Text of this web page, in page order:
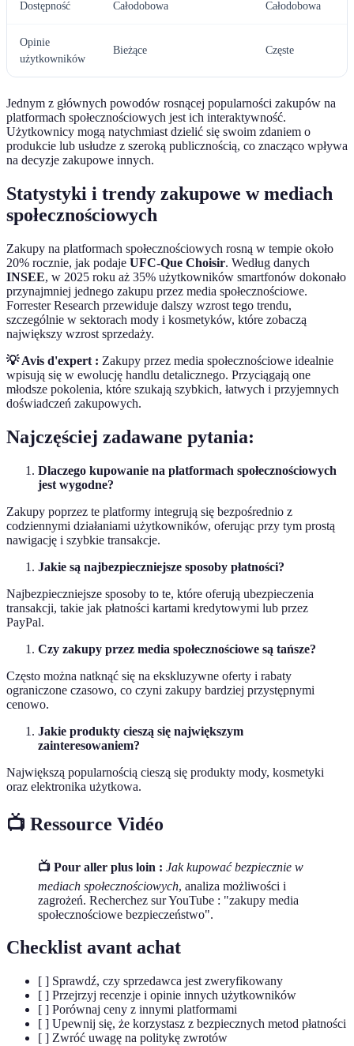
Dostępność Całodobowa Całodobowa
Opinie
użytkowników
Bieżące Częste
Jednym z głównych powodów rosnącej popularności zakupów na
platformach społecznościowych jest ich interaktywność.
Użytkownicy mogą natychmiast dzielić się swoim zdaniem o
produkcie lub usłudze z szeroką publicznością, co znacząco wpływa
na decyzje zakupowe innych.
Statystyki i trendy zakupowe w mediach
społecznościowych
Zakupy na platformach społecznościowych rosną w tempie około
20% rocznie, jak podaje UFC-Que Choisir. Według danych
INSEE, w 2025 roku aż 35% użytkowników smartfonów dokonało
przynajmniej jednego zakupu przez media społecznościowe.
Forrester Research przewiduje dalszy wzrost tego trendu,
szczególnie w sektorach mody i kosmetyków, które zobaczą
największy wzrost sprzedaży.
💡 Avis d'expert : Zakupy przez media społecznościowe idealnie
wpisują się w ewolucję handlu detalicznego. Przyciągają one
młodsze pokolenia, które szukają szybkich, łatwych i przyjemnych
doświadczeń zakupowych.
Najczęściej zadawane pytania:
Dlaczego kupowanie na platformach społecznościowych
jest wygodne?
Zakupy poprzez te platformy integrują się bezpośrednio z
codziennymi działaniami użytkowników, oferując przy tym prostą
nawigację i szybkie transakcje.
Jakie są najbezpieczniejsze sposoby płatności?
Najbezpieczniejsze sposoby to te, które oferują ubezpieczenia
transakcji, takie jak płatności kartami kredytowymi lub przez
PayPal.
Czy zakupy przez media społecznościowe są tańsze?
Często można natknąć się na ekskluzywne oferty i rabaty
ograniczone czasowo, co czyni zakupy bardziej przystępnymi
cenowo.
Jakie produkty cieszą się największym
zainteresowaniem?
Największą popularnością cieszą się produkty mody, kosmetyki
oraz elektronika użytkowa.
📺 Ressource Vidéo
📺 Pour aller plus loin : Jak kupować bezpiecznie w
mediach społecznościowych, analiza możliwości i
zagrożeń. Recherchez sur YouTube : "zakupy media
społecznościowe bezpieczeństwo".
Checklist avant achat
[ ] Sprawdź, czy sprzedawca jest zweryfikowany
[ ] Przejrzyj recenzje i opinie innych użytkowników
[ ] Porównaj ceny z innymi platformami
[ ] Upewnij się, że korzystasz z bezpiecznych metod płatności
[ ] Zwróć uwagę na politykę zwrotów